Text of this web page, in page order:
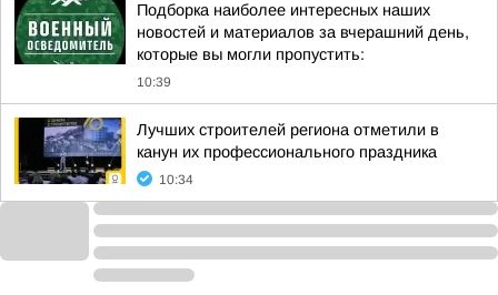
Подборка наиболее интересных наших
новостей и материалов за вчерашний день,
которые вы могли пропустить:
10:39
Лучших строителей региона отметили в
канун их профессионального праздника
10:34